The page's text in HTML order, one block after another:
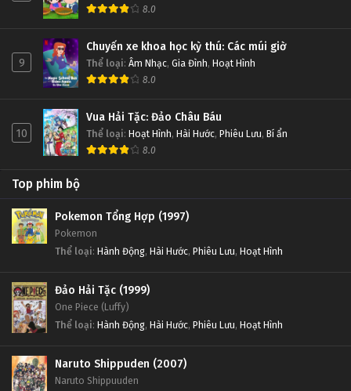
8.0
9
Chuyến xe khoa học kỳ thú: Các múi giờ
Thể loại: Âm Nhạc, Gia Đình, Hoạt Hình
8.0
10
Vua Hải Tặc: Đảo Châu Báu
Thể loại: Hoạt Hình, Hài Hước, Phiêu Lưu, Bí ẩn
8.0
Top phim bộ
Pokemon Tổng Hợp (1997)
Pokemon
Thể loại: Hành Động, Hài Hước, Phiêu Lưu, Hoạt Hình
Đảo Hải Tặc (1999)
One Piece (Luffy)
Thể loại: Hành Động, Hài Hước, Phiêu Lưu, Hoạt Hình
Naruto Shippuden (2007)
Naruto Shippuuden